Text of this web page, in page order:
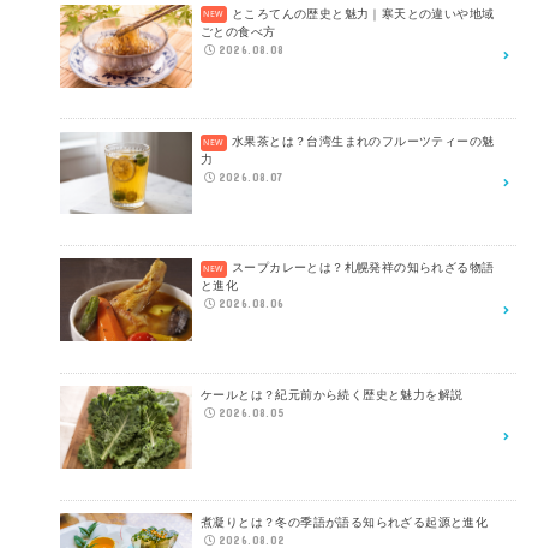
ところてんの歴史と魅力｜寒天との違いや地域
ごとの食べ方
2026.08.08
水果茶とは？台湾生まれのフルーツティーの魅
力
2026.08.07
スープカレーとは？札幌発祥の知られざる物語
と進化
2026.08.06
ケールとは？紀元前から続く歴史と魅力を解説
2026.08.05
煮凝りとは？冬の季語が語る知られざる起源と進化
2026.08.02